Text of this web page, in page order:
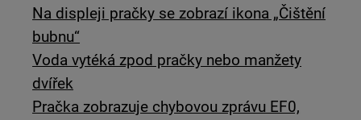
Na displeji pračky se zobrazí ikona „Čištění
bubnu“
Voda vytéká zpod pračky nebo manžety
dvířek
Pračka zobrazuje chybovou zprávu EF0,